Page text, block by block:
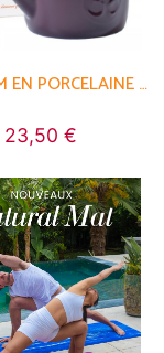
LOTA OM EN PORCELAINE ÉMAILLÉE 400ML
23,50 €